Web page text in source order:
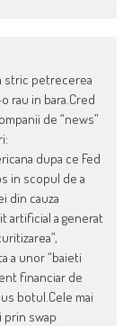
stric petrecerea
rau in bara.Cred
de “news”
dupa ce Fed
in scopul de a
din cauza
artificial a generat
a unor “baieti
financiar de
botul.Cele mai
prin swap